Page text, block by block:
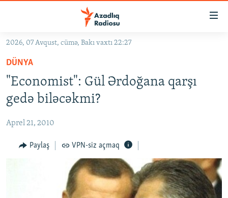
Əsas
qayıt
Əsas
naviqasiyaya
qayıt
Axtarışa
keç
#İZAHLA
KORRUPSIOMETR
#ƏSLINDƏ
FƏRQƏ BAX
QANUNI DOĞRU
2026, 07 Avqust, cümə, Bakı vaxtı 22:27
DÜNYA
"Economist": Gül Ərdoğana qarşı
gedə biləcəkmi?
Aprel 21, 2010
Paylaş VPN-siz açmaq